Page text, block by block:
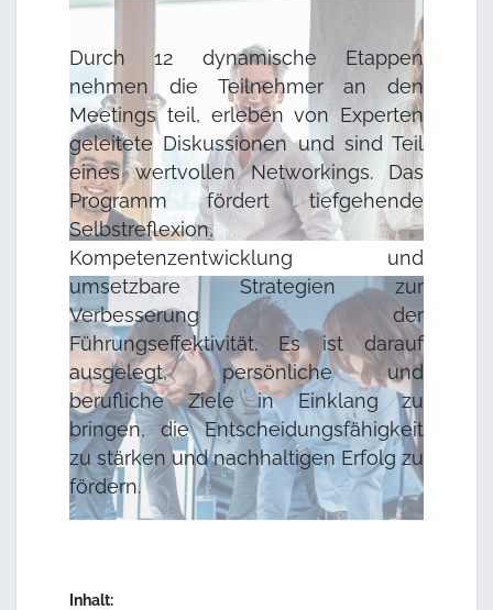
Durch 12 dynamische Etappen
nehmen die Teilnehmer an den
Meetings teil, erleben von Experten
geleitete Diskussionen und sind Teil
eines wertvollen Networkings. Das
Programm fördert tiefgehende
Selbstreflexion,
Kompetenzentwicklung und
umsetzbare Strategien zur
Verbesserung der
Führungseffektivität. Es ist darauf
ausgelegt, persönliche und
berufliche Ziele in Einklang zu
bringen, die Entscheidungsfähigkeit
zu stärken und nachhaltigen Erfolg zu
fördern.
Inhalt: